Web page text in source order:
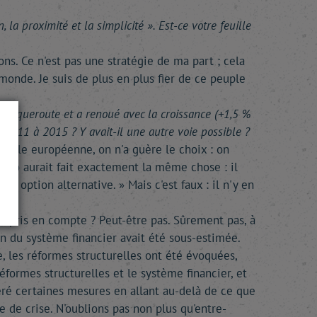
la proximité et la simplicité ». Est-ce votre feuille
Ce n'est pas une stratégie de ma part ; cela
Je suis de plus en plus fier de ce peuple
et a renoué avec la croissance (+1,5 %
à 2015 ? Y avait-il une autre voie possible ?
européenne, on n'a guère le choix : on
aurait fait exactement la même chose : il
option alternative. » Mais c'est faux : il n'y en
en compte ? Peut-être pas. Sûrement pas, à
du système financier avait été sous-estimée.
les réformes structurelles ont été évoquées,
structurelles et le système financier, et
certaines mesures en allant au-delà de ce que
crise. N'oublions pas non plus qu'entre-